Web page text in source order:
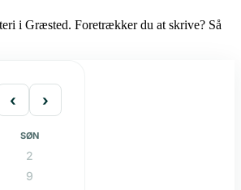
i Græsted. Foretrækker du at skrive? Så